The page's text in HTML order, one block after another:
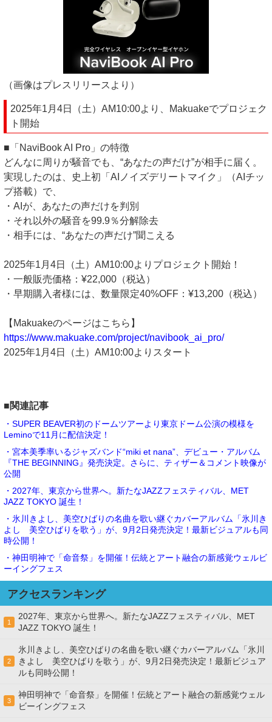
（画像はプレスリリースより）
2025年1月4日（土）AM10:00より、Makuakeでプロジェク
ト開始
■「NaviBook AI Pro」の特徴
どんなに周りが騒音でも、“あなたの声だけ”が相手に届く。
実現したのは、史上初「AIノイズデリートマイク」（AIチッ
プ搭載）で、
・AIが、あなたの声だけを判別
・それ以外の騒音を99.9％分解除去
・相手には、“あなたの声だけ”聞こえる
2025年1月4日（土）AM10:00よりプロジェクト開始！
・一般販売価格：¥22,000（税込）
・早期購入者様には、数量限定40%OFF：¥13,200（税込）
【Makuakeのページはこちら】
https://www.makuake.com/project/navibook_ai_pro/
2025年1月4日（土）AM10:00よりスタート
■関連記事
・SUPER BEAVER初のドームツアーより東京ドーム公演の模様を
Leminoで11月に配信決定！
・宮本美季率いるジャズバンド“miki et nana”、デビュー・アルバム
『THE BEGINNING』発売決定。さらに、ティザー＆コメント映像が
公開
・2027年、東京から世界へ。新たなJAZZフェスティバル、MET
JAZZ TOKYO 誕生！
・氷川きよし、美空ひばりの名曲を歌い継ぐカバーアルバム「氷川き
よし 美空ひばりを歌う」が、9月2日発売決定！最新ビジュアルも同
時公開！
・神田明神で「命音祭」を開催！伝統とアート融合の新感覚ウェルビ
ーイングフェス
アクセスランキング
1
2027年、東京から世界へ。新たなJAZZフェスティバル、MET
JAZZ TOKYO 誕生！
2
氷川きよし、美空ひばりの名曲を歌い継ぐカバーアルバム「氷川
きよし 美空ひばりを歌う」が、9月2日発売決定！最新ビジュア
ルも同時公開！
3
神田明神で「命音祭」を開催！伝統とアート融合の新感覚ウェル
ビーイングフェス